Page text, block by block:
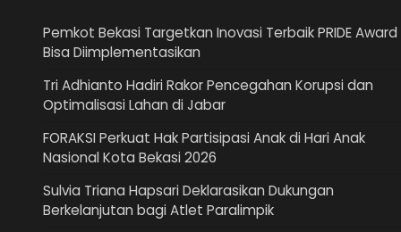
Pemkot Bekasi Targetkan Inovasi Terbaik PRIDE Award
Bisa Diimplementasikan
Tri Adhianto Hadiri Rakor Pencegahan Korupsi dan
Optimalisasi Lahan di Jabar
FORAKSI Perkuat Hak Partisipasi Anak di Hari Anak
Nasional Kota Bekasi 2026
Sulvia Triana Hapsari Deklarasikan Dukungan
Berkelanjutan bagi Atlet Paralimpik